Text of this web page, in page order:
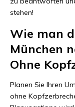
stehen!
Wie man
München
Ohne
Planen Sie Ihren
ohne